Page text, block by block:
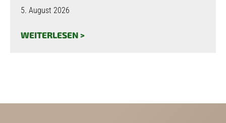
5. August 2026
WEITERLESEN >